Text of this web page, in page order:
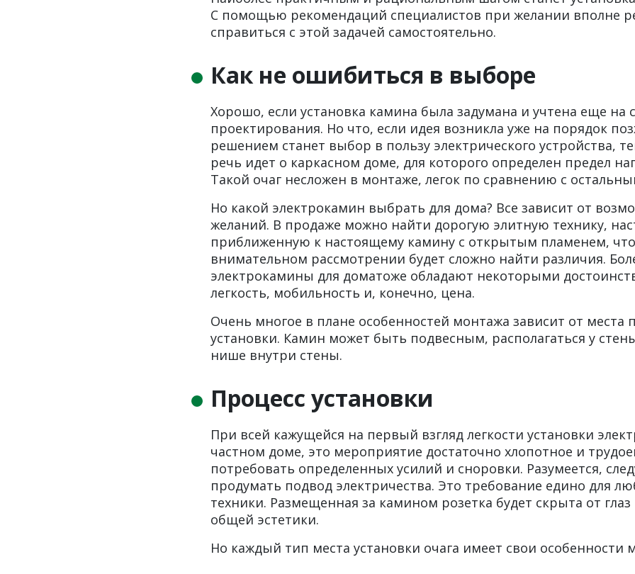
С помощью рекомендаций специалистов при желании вполне
справиться с этой задачей самостоятельно.
Как не ошибиться в выборе
Хорошо, если установка камина была задумана и учтена еще на
проектирования. Но что, если идея возникла уже на порядок
решением станет выбор в пользу электрического устройства,
речь идет о каркасном доме, для которого определен предел
Такой очаг несложен в монтаже, легок по сравнению с
Но какой электрокамин выбрать для дома? Все зависит от
желаний. В продаже можно найти дорогую элитную технику,
приближенную к настоящему камину с открытым пламенем,
внимательном рассмотрении будет сложно найти различия.
электрокамины для доматоже обладают некоторыми
легкость, мобильность и, конечно, цена.
Очень многое в плане особенностей монтажа зависит от места
установки. Камин может быть подвесным, располагаться у
нише внутри стены.
Процесс установки
При всей кажущейся на первый взгляд легкости установки
частном доме, это мероприятие достаточно хлопотное и
потребовать определенных усилий и сноровки. Разумеется,
продумать подвод электричества. Это требование едино для
техники. Размещенная за камином розетка будет скрыта от
общей эстетики.
Но каждый тип места установки очага имеет свои особенности